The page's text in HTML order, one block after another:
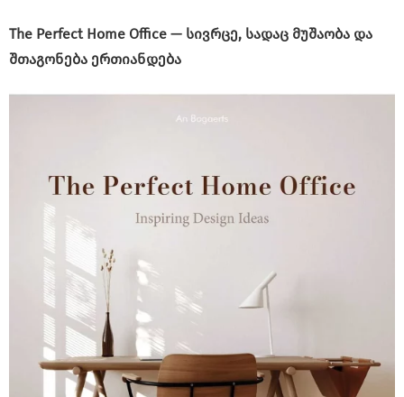
The Perfect Home Office — სივრცე, სადაც მუშაობა და
შთაგონება ერთიანდება